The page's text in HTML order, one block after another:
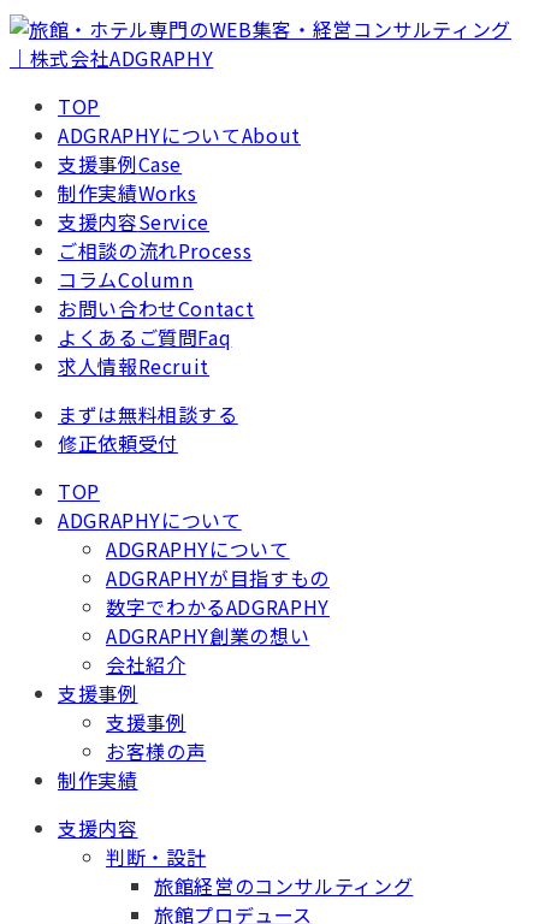
TOP
ADGRAPHYについてAbout
支援事例Case
制作実績Works
支援内容Service
ご相談の流れProcess
コラムColumn
お問い合わせContact
よくあるご質問Faq
求人情報Recruit
まずは無料相談する
修正依頼受付
TOP
ADGRAPHYについて
ADGRAPHYについて
ADGRAPHYが目指すもの
数字でわかるADGRAPHY
ADGRAPHY創業の想い
会社紹介
支援事例
支援事例
お客様の声
制作実績
支援内容
判断・設計
旅館経営のコンサルティング
旅館プロデュース